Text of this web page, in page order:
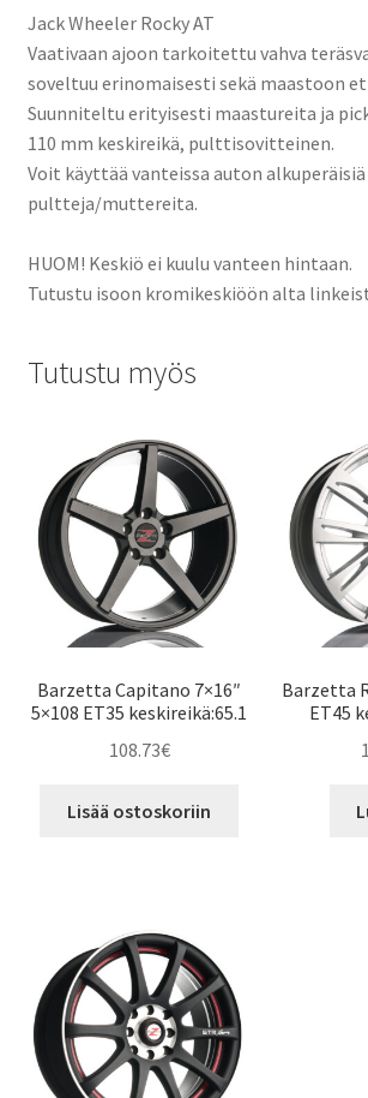
Jack Wheeler Rocky AT
Vaativaan ajoon tarkoitettu vahva
soveltuu erinomaisesti sekä maastoon
Suunniteltu erityisesti maastureita ja
110 mm keskireikä, pulttisovitteinen.
Voit käyttää vanteissa auton
pultteja/muttereita.
HUOM! Keskiö ei kuulu vanteen hintaan.
Tutustu isoon kromikeskiöön alta
Tutustu myös
Barzetta Capitano 7×16″
5×108 ET35 keskireikä:65.1
108.73€
Lisää ostoskoriin
Barzetta
ET45